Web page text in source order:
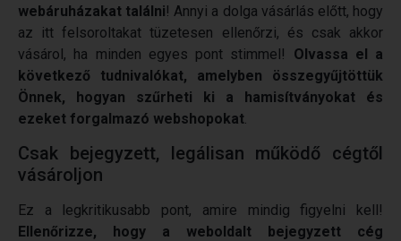
webáruházakat találni! Annyi a dolga vásárlás előtt, hogy
az itt felsoroltakat tüzetesen ellenőrzi, és csak akkor
vásárol, ha minden egyes pont stimmel! Olvassa el a
következő tudnivalókat, amelyben összegyűjtöttük
Önnek, hogyan szűrheti ki a hamisítványokat és
ezeket forgalmazó webshopokat
Csak bejegyzett, legálisan működő cégtől
vásároljon
Ez a legkritikusabb pont, amire mindig figyelni kell!
Ellenőrizze, hogy a weboldalt bejegyzett cég